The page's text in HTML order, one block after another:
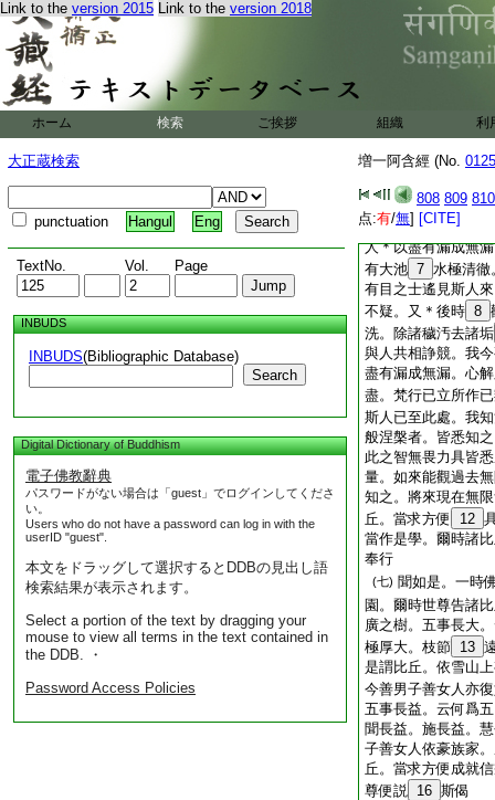
Link to the version 2015 Link to the version 2018
ホーム 検索 ご挨拶 組織 利
大正蔵検索
punctuation Hangul Eng
TextNo. Vol. Page
INBUDS
INBUDS(Bibliographic Database)
Search
Digital Dictionary of Buddhism
電子佛教辭典
パスワードがない場合は「guest」でログインしてくださ
い。
Users who do not have a password can log in with the
userID "guest".
本文をドラッグして選択するとDDBの見出し語
検索結果が表示されます。
Select a portion of the text by dragging your
mouse to view all terms in the text contained in
the DDB. ・
Password Access Policies
増一阿含經 (No.
808 809 810
点:有/無] [CITE]
之士直從一道來。
6
必不疑。
講堂上或坐或臥。
亦如是。吾今觀衆
我所説者正謂此耳
盡有漏成無漏。心
證而自遊化。我悉
乎。於是比丘。我
盡有漏成無漏。心
人＊以盡有漏成無
有大池 7 水極清徹
有目之士遙見斯人
不疑。又＊後時 8
洗。除諸穢汚去諸垢
與人共相諍競。我
盡有漏成無漏。心
盡。梵行已立所作
斯人已至此處。我
般涅槃者。皆悉知
此之智無畏力具皆
量。如來能觀過去
知之。將來現在無
丘。當求方便
12
當作是學。爾時諸
奉行
(七) 聞如是。一時
園。爾時世尊告諸
廣之樹。五事長大
極厚大。枝節
13
是謂比丘。依雪山
今善男子善女人亦
五事長益。云何爲
聞長益。施長益。
子善女人依豪族家
丘。當求方便成就
尊便説 16 斯偈